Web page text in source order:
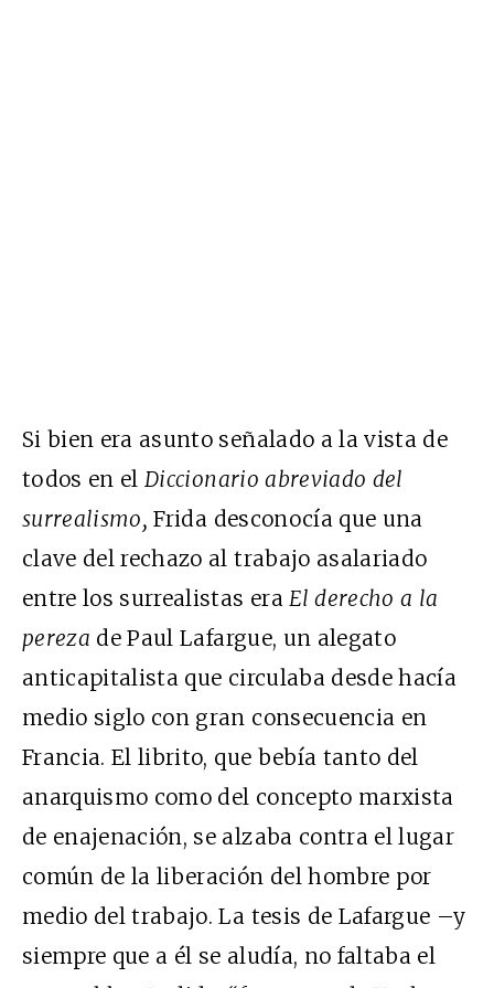
Si bien era asunto señalado a la vista de
todos en elDiccionario abreviado del
surrealismo, Frida desconocía que una
clave del rechazo al trabajo asalariado
entre los surrealistas eraEl derecho a la
pereza de Paul Lafargue, un alegato
anticapitalista que circulaba desde hacía
medio siglo con gran consecuencia en
Francia. El librito, que bebía tanto del
anarquismo como del concepto marxista
de enajenación, se alzaba contra el lugar
común de la liberación del hombre por
medio del trabajo. La tesis de Lafargue –y
siempre que a él se aludía, no faltaba el